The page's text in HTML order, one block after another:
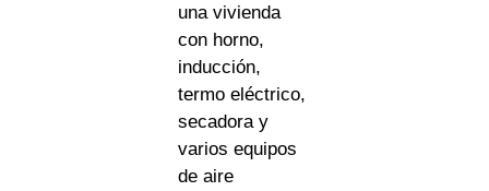
una vivienda
con horno,
inducción,
termo eléctrico,
secadora y
varios equipos
de aire